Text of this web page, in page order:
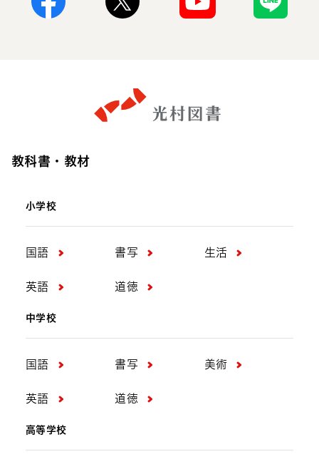
教科書・教材
小学校
国語 書写 生活
英語 道徳
中学校
国語 書写 美術
英語 道徳
高等学校